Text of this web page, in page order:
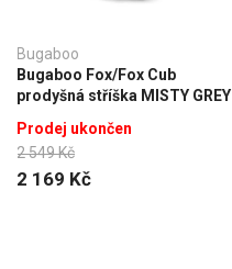
Bugaboo
Bugaboo Fox/Fox Cub
prodyšná stříška MISTY GREY
2 549 Kč
2 169 Kč
Prodej ukončen